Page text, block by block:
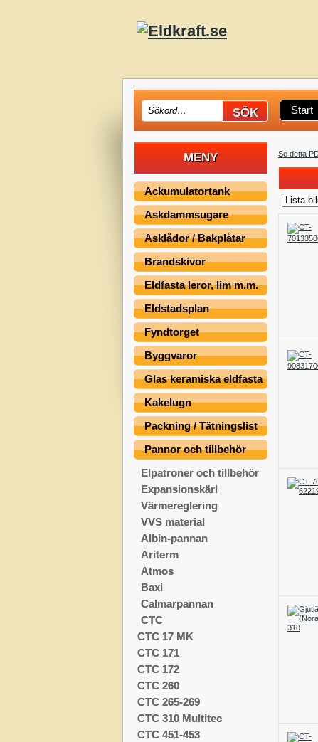
Start
MENY
Ackumulatortank
Askdammsugare
Asklådor / Bakplåtar
Brandskivor
Eldfasta leror, lim m.m.
Eldstadsplan
Fyndtorget
Byggvaror
Glas keramiska eldfasta
Kakelugn
Packning / Tätningslist
Pannor och tillbehör
Elpatroner och tillbehör
Expansionskärl
Värmereglering
VVS material
Albin-pannan
Ariterm
Atmos
Baxi
Calmarpannan
CTC
CTC 17 MK
CTC 171
CTC 172
CTC 260
CTC 265-269
CTC 310 Multitec
CTC 451-453
Se detta